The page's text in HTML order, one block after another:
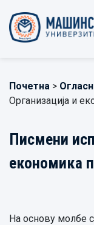
Почетна >
Организација и
Писмени
економика
На основу молбе